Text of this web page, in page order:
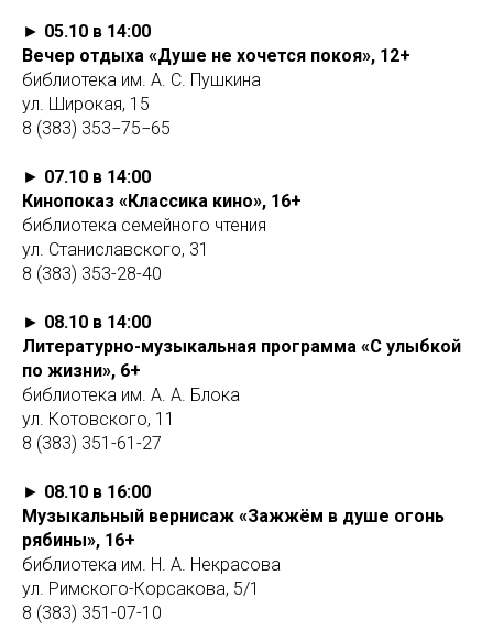
► 05.10 в 14:00
Вечер отдыха «Душе не хочется покоя», 12+
библиотека им. А. С. Пушкина
ул. Широкая, 15
8 (383) 353−75−65
► 07.10 в 14:00
Кинопоказ «Классика кино», 16+
библиотека семейного чтения
ул. Станиславского, 31
8 (383) 353-28-40
► 08.10 в 14:00
Литературно-музыкальная программа «С улыбкой
по жизни», 6+
библиотека им. А. А. Блока
ул. Котовского, 11
8 (383) 351-61-27
► 08.10 в 16:00
Музыкальный вернисаж «Зажжём в душе огонь
рябины», 16+
библиотека им. Н. А. Некрасова
ул. Римского-Корсакова, 5/1
8 (383) 351-07-10